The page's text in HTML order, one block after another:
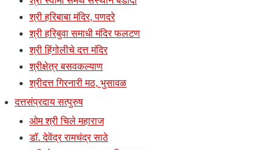
श्री हरिबाबा मंदिर, पणदरे
श्री हरिबुवा समाधी मंदिर फलटण
श्री हिंगोलीचे दत्त मंदिर
श्रीक्षेत्र बसवकल्याण
श्रीदत्त गिरनारी मठ, भुसावळ
दत्तसंप्रदाय सत्पुरुष
ओम श्री चिले महाराज
डॉ. देवेंद्र रामचंद्र साठे